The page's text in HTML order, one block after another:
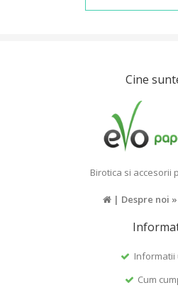
Cine
Birotica si accesorii
| Despre noi »
Informatii
Cum